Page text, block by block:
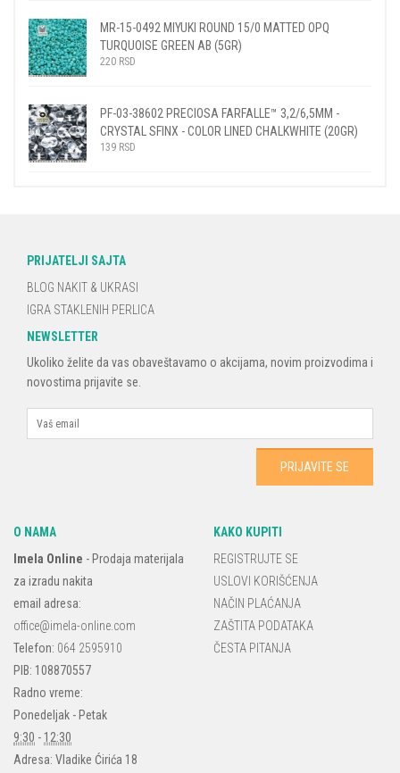
MR-15-0492 MIYUKI ROUND 15/0 MATTED OPQ
TURQUOISE GREEN AB (5GR)
220 RSD
PF-03-38602 PRECIOSA FARFALLE™ 3,2/6,5MM -
CRYSTAL SFINX - COLOR LINED CHALKWHITE (20GR)
139 RSD
PRIJATELJI SAJTA
BLOG NAKIT & UKRASI
IGRA STAKLENIH PERLICA
NEWSLETTER
Ukoliko želite da vas obaveštavamo o akcijama, novim proizvodima i
novostima prijavite se.
O NAMA
Imela Online - Prodaja materijala
za izradu nakita
email adresa:
office@imela-online.com
Telefon: 064 2595910
PIB: 108870557
Radno vreme:
Ponedeljak - Petak
9:30 - 12:30
Adresa: Vladike Ćirića 18
KAKO KUPITI
REGISTRUJTE SE
USLOVI KORIŠĆENJA
NAČIN PLAĆANJA
ZAŠTITA PODATAKA
ČESTA PITANJA